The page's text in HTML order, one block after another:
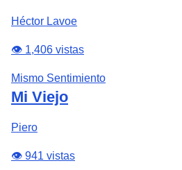
Héctor Lavoe
👁️ 1,406 vistas
Mismo Sentimiento
Mi Viejo
Piero
👁️ 941 vistas